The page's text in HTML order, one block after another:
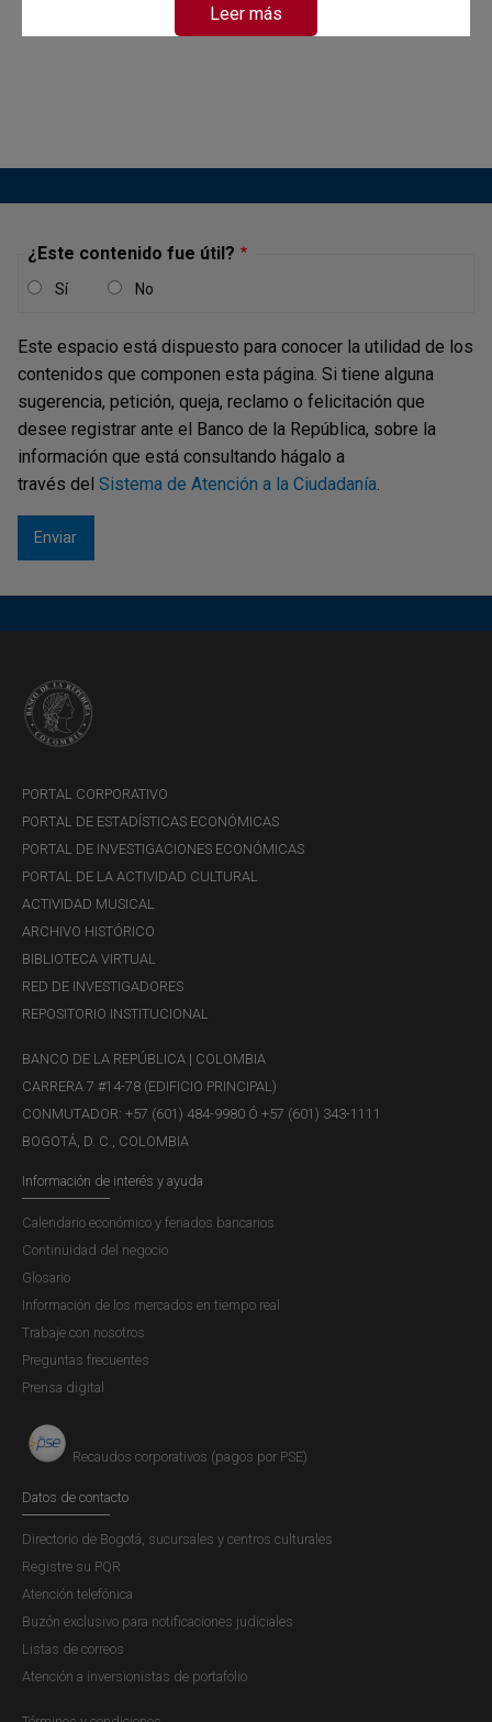
Cambio climático
Celebración "Banrep 100 años generando
confianza"
El Banco de la República cumplió 100 años el 23 de
julio de 2023; conozca todo lo relacionado con esta
histórica celebración.
Colección Bicentenario - Archivo de la
Leer más
¿Este contenido fue útil?
Sí No
Este espacio está dispuesto para conocer la utilidad de los
contenidos que componen esta página. Si tiene alguna
sugerencia, petición, queja, reclamo o felicitación que
desee registrar ante el Banco de la República, sobre la
información que está consultando hágalo a
través del Sistema de Atención a la Ciudadanía.
PORTAL CORPORATIVO
PORTAL DE ESTADÍSTICAS ECONÓMICAS
PORTAL DE INVESTIGACIONES ECONÓMICAS
PORTAL DE LA ACTIVIDAD CULTURAL
ACTIVIDAD MUSICAL
ARCHIVO HISTÓRICO
BIBLIOTECA VIRTUAL
RED DE INVESTIGADORES
REPOSITORIO INSTITUCIONAL
BANCO DE LA REPÚBLICA | COLOMBIA
CARRERA 7 #14-78 (EDIFICIO PRINCIPAL)
CONMUTADOR: +57 (601) 484-9980 Ó +57 (601) 343-1111
BOGOTÁ, D. C., COLOMBIA
Información de interés y ayuda
Calendario económico y feriados bancarios
Continuidad del negocio
Glosario
Información de los mercados en tiempo real
Trabaje con nosotros
Preguntas frecuentes
Prensa digital
Recaudos corporativos (pagos por PSE)
Datos de contacto
Directorio de Bogotá, sucursales y centros culturales
Registre su PQR
Atención telefónica
Buzón exclusivo para notificaciones judiciales
Listas de correos
Atención a inversionistas de portafolio